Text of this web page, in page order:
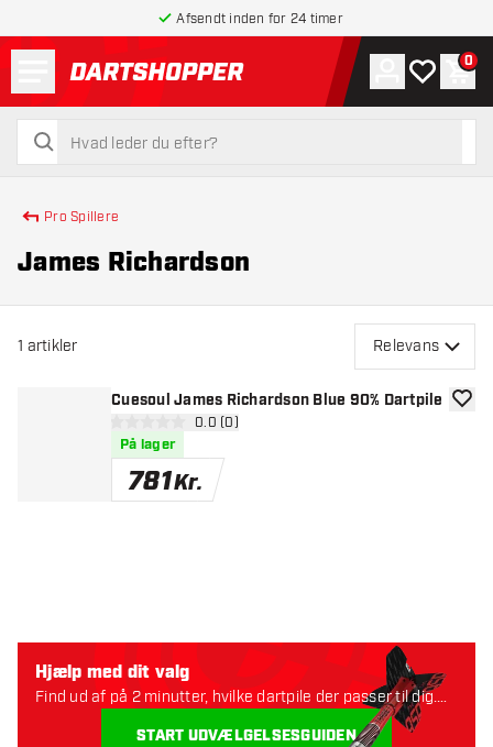
Afsendt inden for 24 timer
tilbage til forsiden
søg
søg
Konto
Min 0
Pro Spillere
James Richardson
1 artikler Relevans
Cuesoul James Richardson Blue 90% Dartpile
åbn anmeldelsespanel
0 bedømmelsesstjerner
0.0 (0)
På lager
781Kr.
Hjælp med dit valg
Find ud af på 2 minutter, hvilke dartpile der passer til dig.
START UDVÆLGELSESGUIDEN